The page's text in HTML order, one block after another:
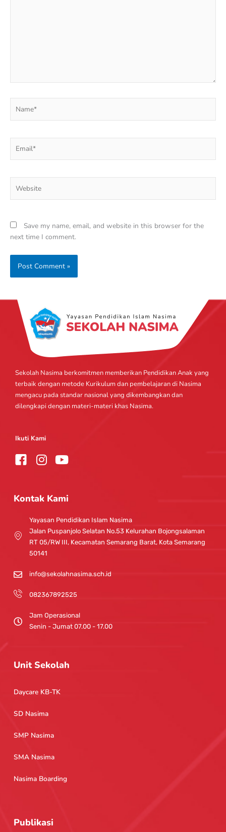
Save my name, email, and website in this browser for the
next time I comment.
Sekolah Nasima berkomitmen memberikan Pendidikan Anak yang
terbaik dengan metode Kurikulum dan pembelajaran di Nasima
mengacu pada standar nasional yang dikembangkan dan
dilengkapi dengan materi-materi khas Nasima.
Ikuti Kami
I
t
g
r
a
m
Y
t
b
e
Kontak Kami
Yayasan Pendidikan Islam Nasima
Jalan Puspanjolo Selatan No.53 Kelurahan Bojongsalaman
RT 05/RW III, Kecamatan Semarang Barat, Kota Semarang
50141
info@sekolahnasima.sch.id
082367892525
Jam Operasional
Senin - Jumat 07.00 - 17.00
Unit Sekolah
Daycare KB-TK
SD Nasima
SMP Nasima
SMA Nasima
Nasima Boarding
Publikasi